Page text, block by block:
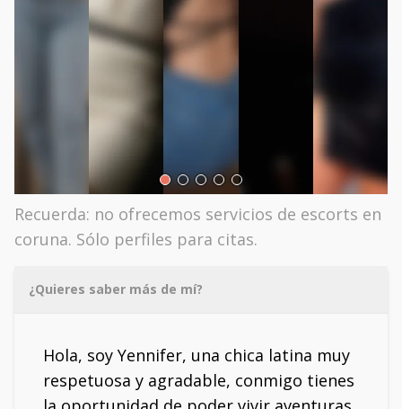
Recuerda: no ofrecemos servicios de escorts en
coruna. Sólo perfiles para citas.
¿Quieres saber más de mí?
Hola, soy Yennifer, una chica latina muy
respetuosa y agradable, conmigo tienes